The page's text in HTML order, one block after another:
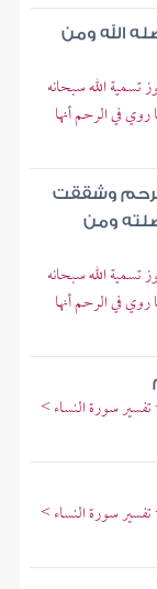
الله ومن
تسمية الله سبحانه
في الرحم أنها
الرحم وشققت
ومن
تسمية الله سبحانه
في الرحم أنها
تفسير سورة النساء >
تفسير سورة النساء >